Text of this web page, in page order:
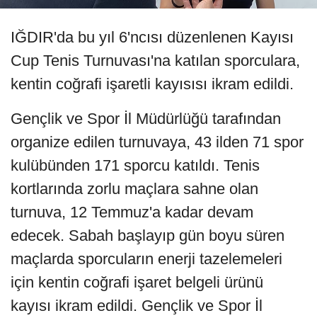
IĞDIR'da bu yıl 6'ncısı düzenlenen Kayısı
Cup Tenis Turnuvası'na katılan sporculara,
kentin coğrafi işaretli kayısısı ikram edildi.
Gençlik ve Spor İl Müdürlüğü tarafından
organize edilen turnuvaya, 43 ilden 71 spor
kulübünden 171 sporcu katıldı. Tenis
kortlarında zorlu maçlara sahne olan
turnuva, 12 Temmuz'a kadar devam
edecek. Sabah başlayıp gün boyu süren
maçlarda sporcuların enerji tazelemeleri
için kentin coğrafi işaret belgeli ürünü
kayısı ikram edildi. Gençlik ve Spor İl